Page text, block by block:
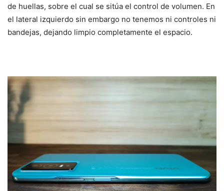
de huellas, sobre el cual se sitúa el control de volumen. En
el lateral izquierdo sin embargo no tenemos ni controles ni
bandejas, dejando limpio completamente el espacio.